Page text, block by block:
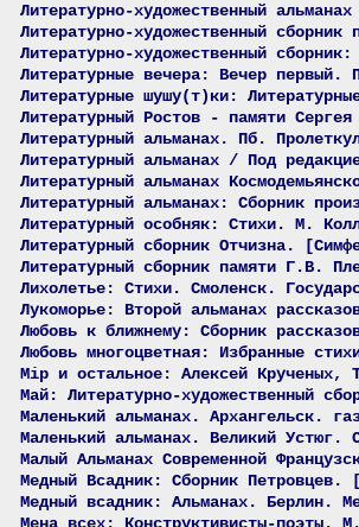
Литературно-художественный
Литературно-художественный
Литературно-художественный
Литературные вечера: Вечер первый.
Литературные шушу(т)ки:
Литературный Ростов - памяти
Литературный альманах. Пб.
Литературный альманах / Под
Литературный альманах
Литературный альманах: Сборник
Литературный особняк: Стихи. М.
Литературный сборник Отчизна.
Литературный сборник памяти Г.В.
Лихолетье: Стихи. Смоленск.
Лукоморье: Второй альманах
Любовь к ближнему: Сборник
Любовь многоцветная: Избранные
Мiр и остальное: Алексей Крученых,
Май: Литературно-художественный
Маленький альманах. Архангельск.
Маленький альманах. Великий
Малый Альманах Современной
Медный Всадник: Сборник
Медный всадник: Альманах. Берлин.